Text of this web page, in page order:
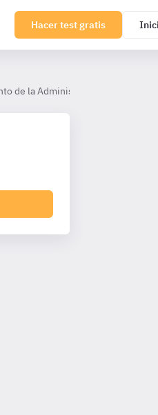
Hacer test gratis
de la Administración General del